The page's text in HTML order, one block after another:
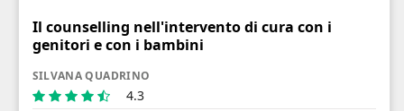
Il counselling nell'intervento di cura con i
genitori e con i bambini
SILVANA QUADRINO
4.3